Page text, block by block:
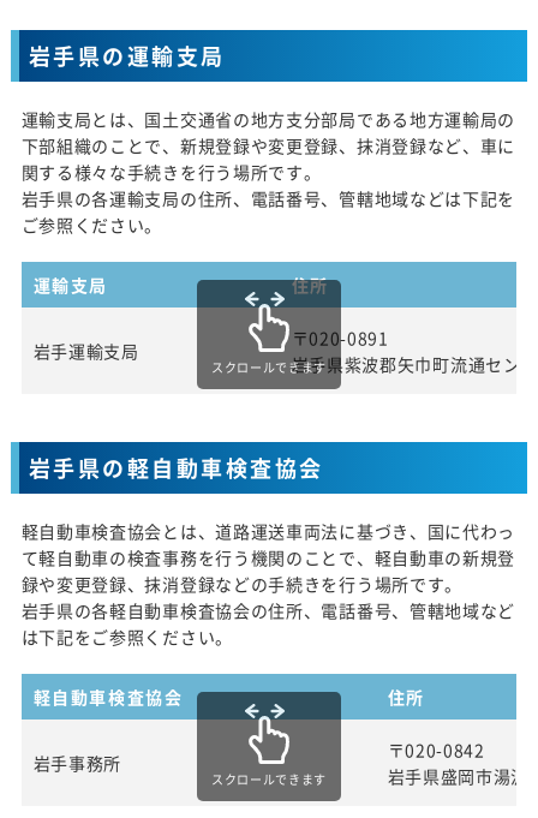
岩手県の運輸支局
運輸支局とは、国土交通省の地方支分部局である地方運輸局の
下部組織のことで、新規登録や変更登録、抹消登録など、車に
関する様々な手続きを行う場所です。
岩手県の各運輸支局の住所、電話番号、管轄地域などは下記を
ご参照ください。
運輸支局 住所
岩手運輸支局
〒020-0891
岩手県紫波郡矢巾町流通セン
スクロールできます
岩手県の軽自動車検査協会
軽自動車検査協会とは、道路運送車両法に基づき、国に代わっ
て軽自動車の検査事務を行う機関のことで、軽自動車の新規登
録や変更登録、抹消登録などの手続きを行う場所です。
岩手県の各軽自動車検査協会の住所、電話番号、管轄地域など
は下記をご参照ください。
軽自動車検査協会 住所
岩手事務所
〒020-0842
岩手県盛岡市湯沢
スクロールできます